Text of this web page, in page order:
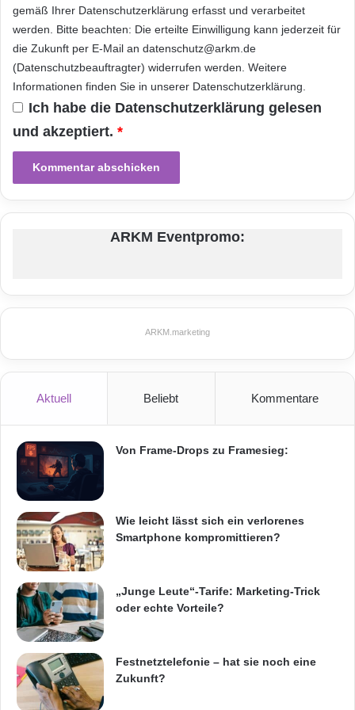
für Infrastrukturausbau in diesem Land
gemacht hat.
Mit diesem neuen Vertrag kann sie auf den
indischen Markt für Konzessionen im Bereich
Hochspannungsenergieübertragung
vordringen, einem Sektor, in dem die Gruppe
einer der weltweit führenden Anbieter mit
insgesamt 5.237 Kilometern
Für Isolux Corsán ist Indien das
Hauptengagement der Gruppe innerhalb
Engagements für seine Wachstumsstrategie
im Ausland. Vor kurzem (24. Mai 2011) hat
das Unternehmen ein Joint Venture mit dem
Fonds Morgan Stanley Infrastructure (MSI),
unterzeichnet, um gemeinsam 400 Millionen
US-Dollar in dieses Land zu investieren, die für
den Ausbau neuer Strasseninfrastruktur-
Projekte mit langfristigen
Konzessionsverträgen gedacht sind.
e
n
gemäß Ihrer Datenschutzerklärung erfasst und verarbeitet
werden. Bitte beachten: Die erteilte Einwilligung kann jederzeit für
die Zukunft per E-Mail an datenschutz@arkm.de
(Datenschutzbeauftragter) widerrufen werden. Weitere
Informationen finden Sie in unserer Datenschutzerklärung.
Ich habe die Datenschutzerklärung gelesen
und akzeptiert. *
ARKM Eventpromo:
ARKM.marketing
Aktuell Beliebt Kommentare
Von Frame-Drops zu Framesieg:
Wie leicht lässt sich ein verlorenes
Smartphone kompromittieren?
„Junge Leute“-Tarife: Marketing-Trick
oder echte Vorteile?
Festnetztelefonie – hat sie noch eine
Zukunft?